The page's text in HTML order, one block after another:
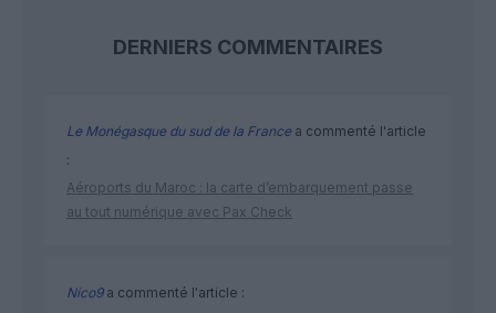
DERNIERS COMMENTAIRES
Le Monégasque du sud de la Francea commenté l'article
:
Aéroports du Maroc : la carte d’embarquement passe
au tout numérique avec Pax Check
Nico9a commenté l'article :